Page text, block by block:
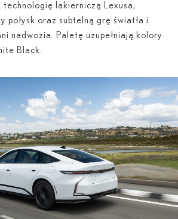
technologię lakierniczą Lexusa,
połysk oraz subtelną grę światła i
nadwozia. Paletę uzupełniają kolory
Black.